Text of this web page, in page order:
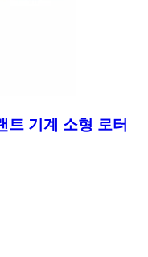
트 기계 소형 로터